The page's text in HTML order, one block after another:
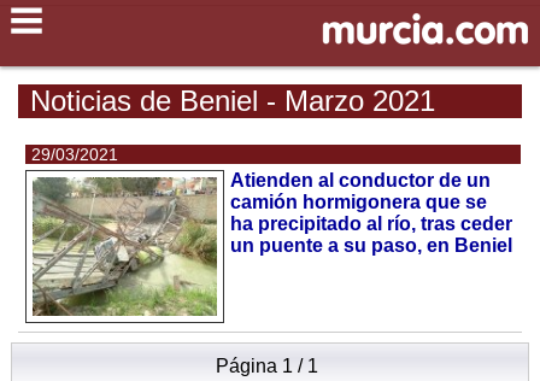
Noticias de Beniel - Marzo 2021
29/03/2021
Atienden al conductor de un
camión hormigonera que se
ha precipitado al río, tras ceder
un puente a su paso, en Beniel
Página 1 / 1